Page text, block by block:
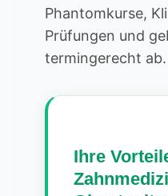
Phantomkurse,
Prüfungen und
termingerecht ab.
Ihre